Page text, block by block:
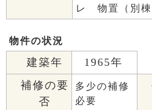
レ 物置（別棟
物件の状況
建築年
1965年
補修の要
否
多少の補修
必要